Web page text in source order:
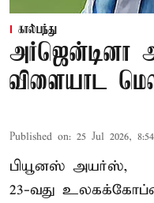
கால்பந்து
அர்ஜென்டினா
விளையாட
Published on: 25 Jul 2026,
பியூனஸ் அயர்ஸ்,
23-வது